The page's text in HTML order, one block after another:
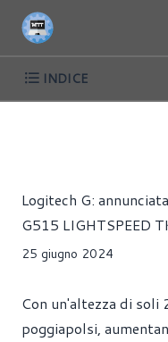
INDICE
Logitech G:
G515 LIGHTSPEED
25 giugno 2024
Con un'altezza di soli
poggiapolsi,